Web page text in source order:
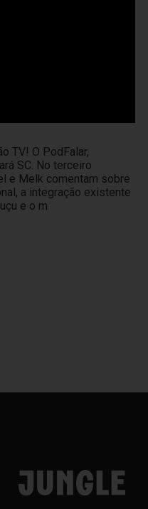
TV! O PodFalar,
SC. No terceiro
e Melk comentam sobre
a integração existente
e o m